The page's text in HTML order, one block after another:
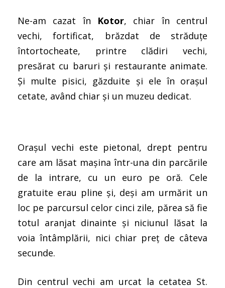
Ne-am cazat în Kotor, chiar în centrul
vechi, fortificat, brăzdat de străduțe
întortocheate, printre clădiri vechi,
presărat cu baruri și restaurante animate.
Și multe pisici, găzduite și ele în orașul
cetate, având chiar și un muzeu dedicat.
Orașul vechi este pietonal, drept pentru
care am lăsat mașina într-una din parcările
de la intrare, cu un euro pe oră. Cele
gratuite erau pline și, deși am urmărit un
loc pe parcursul celor cinci zile, părea să fie
totul aranjat dinainte și niciunul lăsat la
voia întâmplării, nici chiar preț de câteva
secunde.
Din centrul vechi am urcat la cetatea St.